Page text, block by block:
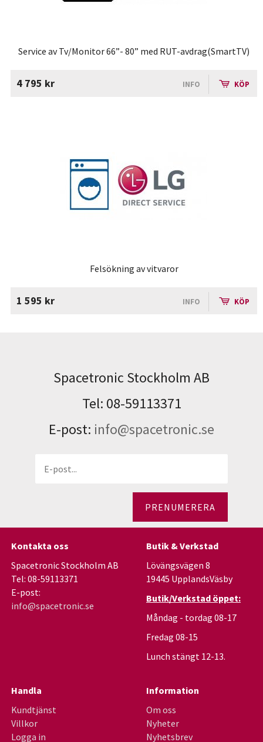
Service av Tv/Monitor 66”- 80” med RUT-avdrag(SmartTV)
4 795 kr INFO KÖP
Felsökning av vitvaror
1 595 kr INFO KÖP
Spacetronic Stockholm AB
Tel: 08-59113371
E-post: info@spacetronic.se
PRENUMERERA
Kontakta oss
Spacetronic Stockholm AB
Tel: 08-59113371
E-post:
info@spacetronic.se
Butik & Verkstad
Lövängsvägen 8
19445 UpplandsVäsby
Butik/Verkstad öppet:
Måndag - tordag 08-17
Fredag 08-15
Lunch stängt 12-13.
Handla
Kundtjänst
Villkor
Logga in
Information
Om oss
Nyheter
Nyhetsbrev